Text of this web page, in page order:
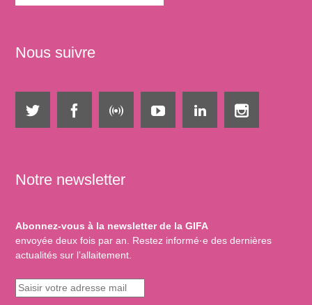
Nous suivre
Notre newsletter
Abonnez-vous à la newsletter de la GIFA
envoyée deux fois par an. Restez informé·e des dernières
actualités sur l’allaitement.